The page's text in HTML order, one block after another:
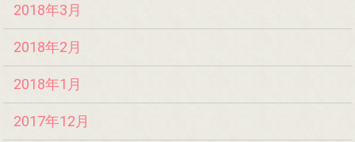
2018年3月
2018年2月
2018年1月
2017年12月